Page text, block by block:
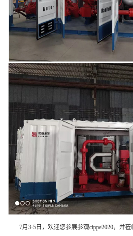
7月3-5日，欢迎您参展参观cippe2020，并